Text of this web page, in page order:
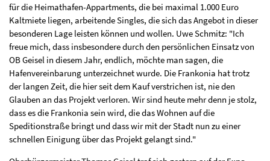
für die Heimathafen-Appartments, die bei maximal 1.000 Euro
Kaltmiete liegen, arbeitende Singles, die sich das Angebot in dieser
besonderen Lage leisten können und wollen. Uwe Schmitz: "Ich
freue mich, dass insbesondere durch den persönlichen Einsatz von
OB Geisel in diesem Jahr, endlich, möchte man sagen, die
Hafenvereinbarung unterzeichnet wurde. Die Frankonia hat trotz
der langen Zeit, die hier seit dem Kauf verstrichen ist, nie den
Glauben an das Projekt verloren. Wir sind heute mehr denn je stolz,
dass es die Frankonia sein wird, die das Wohnen auf die
Speditionstraße bringt und dass wir mit der Stadt nun zu einer
schnellen Einigung über das Projekt gelangt sind."